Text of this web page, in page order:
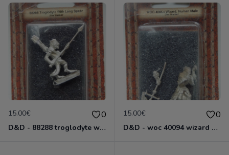
15.00€ 0
D&D - 88288 troglodyte with long Miniature - Donjons Dragons
15.00€ 0
D&D - woc 40094 wizard human male Miniature - Donjons Dragons